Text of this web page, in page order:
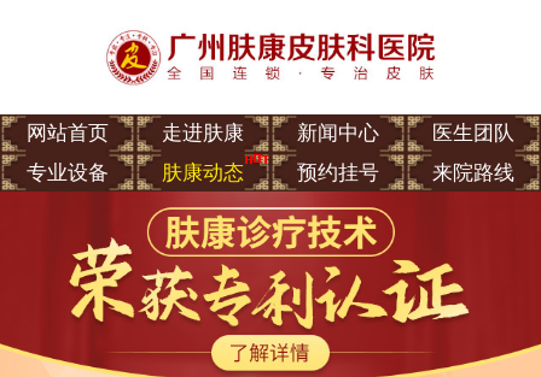
网站首页 走进肤康 新闻中心
医生团队
专业设备
肤康动态 预约挂号 来院路线